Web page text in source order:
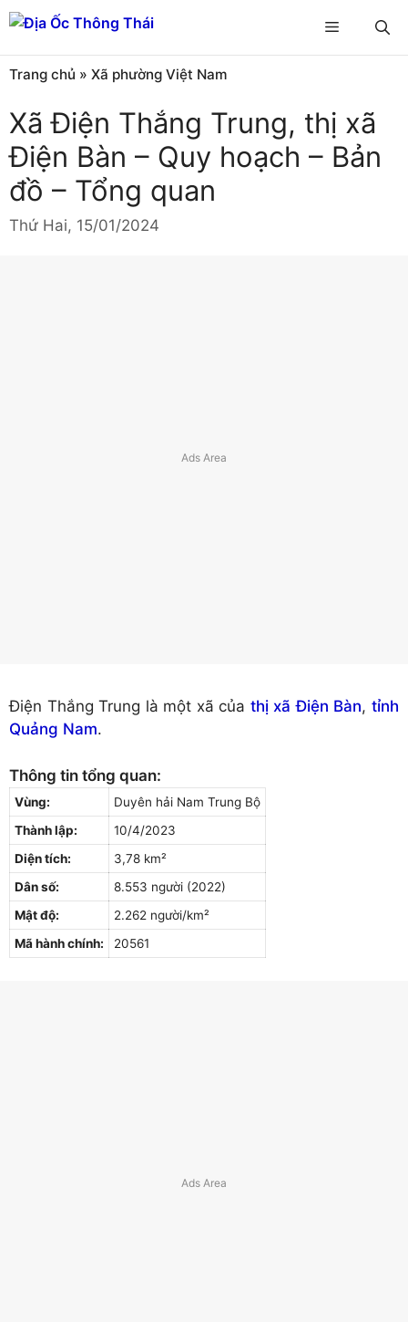
Chuyển
đến
nội
dung
Menu
Trang chủ » Xã phường Việt Nam
Xã Điện Thắng Trung, thị xã
Điện Bàn – Quy hoạch – Bản
đồ – Tổng quan
Thứ Hai, 15/01/2024
Điện Thắng Trung là một xã của thị xã Điện Bàn,tỉnh
Quảng Nam.
Thông tin tổng quan:
Vùng:
Duyên hải Nam Trung Bộ
Thành lập:
10/4/2023
Diện tích:
3,78 km²
Dân số:
8.553 người (2022)
Mật độ:
2.262 người/km²
Mã hành chính:
20561